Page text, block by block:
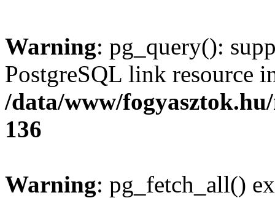
Warning: pg_query():
PostgreSQL link resource
/data/www/
136
Warning: pg_fetch_all()